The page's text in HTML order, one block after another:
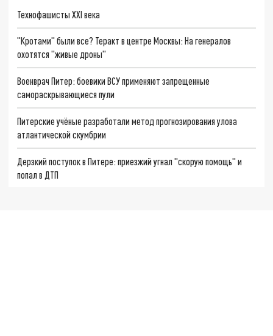
Технофашисты XXI века
"Кротами" были все? Теракт в центре Москвы: На генералов
охотятся "живые дроны"
Военврач Питер: боевики ВСУ применяют запрещенные
самораскрывающиеся пули
Питерские учёные разработали метод прогнозирования улова
атлантической скумбрии
Дерзкий поступок в Питере: приезжий угнал "скорую помощь" и
попал в ДТП